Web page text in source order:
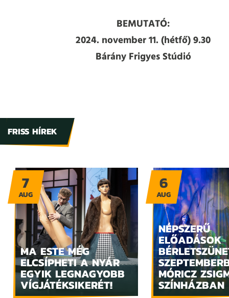
BEMUTATÓ:
2024. november 11. (hétfő) 9.30
Bárány Frigyes Stúdió
FRISS HÍREK
MA ESTE MÉG
ELCSÍPHETI A NYÁR
EGYIK LEGNAGYOBB
VÍGJÁTÉKSIKERÉT!
7
AUG
NÉPSZERŰ
ELŐADÁSOK
MÓRICZ
SZÍNHÁZBAN
6
AUG